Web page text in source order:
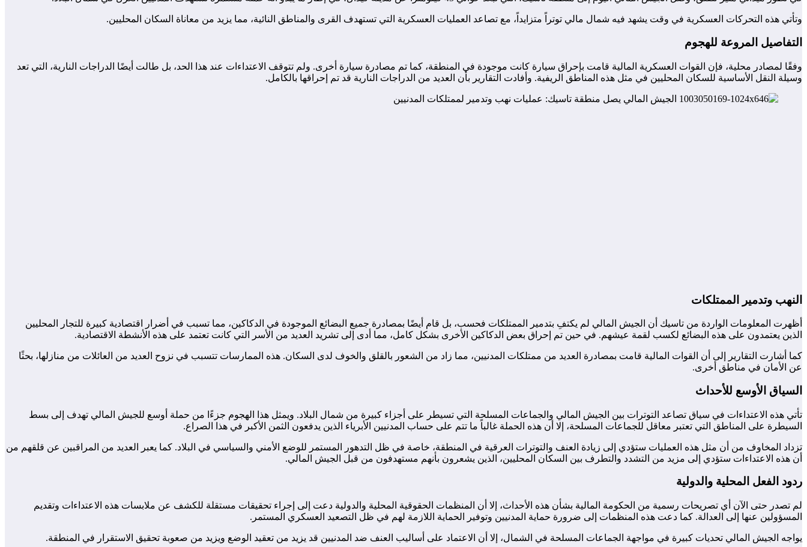
وتأتي هذه التحركات العسكرية في وقت يشهد فيه شمال مالي توتراً متزايداً، مع تصاعد العمليات العسكرية التي تستهدف القرى والمناطق النائية، مما يزيد من معاناة السكان المحليين.
التفاصيل المروعة للهجوم
وفقًا لمصادر محلية، فإن القوات العسكرية المالية قامت بإحراق سيارة كانت موجودة في المنطقة، كما تم مصادرة سيارة أخرى. ولم تتوقف الاعتداءات عند هذا الحد، بل طالت أيضًا الدراجات النارية، التي تعد
وسيلة النقل الأساسية للسكان المحليين في مثل هذه المناطق الريفية. وأفادت التقارير بأن العديد من الدراجات النارية قد تم إحراقها بالكامل.
النهب وتدمير الممتلكات
أظهرت المعلومات الواردة من تاسيك أن الجيش المالي لم يكتفِ بتدمير الممتلكات فحسب، بل قام أيضًا بمصادرة جميع البضائع الموجودة في الدكاكين، مما تسبب في أضرار اقتصادية كبيرة للتجار المحليين
الذين يعتمدون على هذه البضائع لكسب لقمة عيشهم. في حين تم إحراق بعض الدكاكين الأخرى بشكل كامل، مما أدى إلى تشريد العديد من الأسر التي كانت تعتمد على هذه الأنشطة الاقتصادية.
كما أشارت التقارير إلى أن القوات المالية قامت بمصادرة العديد من ممتلكات المدنيين، مما زاد من الشعور بالقلق والخوف لدى السكان. هذه الممارسات تتسبب في نزوح العديد من العائلات من منازلها، بحثًا
عن الأمان في مناطق أخرى.
السياق الأوسع للأحداث
تأتي هذه الاعتداءات في سياق تصاعد التوترات بين الجيش المالي والجماعات المسلحة التي تسيطر على أجزاء كبيرة من شمال البلاد. ويمثل هذا الهجوم جزءًا من حملة أوسع للجيش المالي تهدف إلى بسط
السيطرة على المناطق التي تعتبر معاقل للجماعات المسلحة، إلا أن هذه الحملة غالباً ما تتم على حساب المدنيين الأبرياء الذين يدفعون الثمن الأكبر في هذا الصراع.
تزداد المخاوف من أن مثل هذه العمليات ستؤدي إلى زيادة العنف والتوترات العرقية في المنطقة، خاصة في ظل التدهور المستمر للوضع الأمني والسياسي في البلاد. كما يعبر العديد من المراقبين عن قلقهم من
أن هذه الاعتداءات ستؤدي إلى مزيد من التشدد والتطرف بين السكان المحليين، الذين يشعرون بأنهم مستهدفون من قبل الجيش المالي.
ردود الفعل المحلية والدولية
لم تصدر حتى الآن أي تصريحات رسمية من الحكومة المالية بشأن هذه الأحداث، إلا أن المنظمات الحقوقية المحلية والدولية دعت إلى إجراء تحقيقات مستقلة للكشف عن ملابسات هذه الاعتداءات وتقديم
المسؤولين عنها إلى العدالة. كما دعت هذه المنظمات إلى ضرورة حماية المدنيين وتوفير الحماية اللازمة لهم في ظل التصعيد العسكري المستمر.
يواجه الجيش المالي تحديات كبيرة في مواجهة الجماعات المسلحة في الشمال، إلا أن الاعتماد على أساليب العنف ضد المدنيين قد يزيد من تعقيد الوضع ويزيد من صعوبة تحقيق الاستقرار في المنطقة.